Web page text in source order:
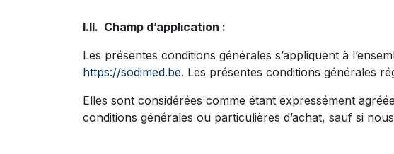
I.II. Champ d’application :
Les présentes conditions générales s’appliquent à
https://sodimed.be. Les présentes conditions générales
Elles sont considérées comme étant expressément
conditions générales ou particulières d’achat, sauf si